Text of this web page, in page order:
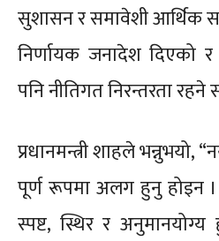
सुशासन र समावेशी आर्थिक
निर्णायक जनादेश दिएको
पनि नीतिगत निरन्तरता रहने
प्रधानमन्त्री शाहले भन्नुभयो,
पूर्ण रूपमा अलग हुनु होइन ।
स्पष्ट, स्थिर र अनुमानयोग्य